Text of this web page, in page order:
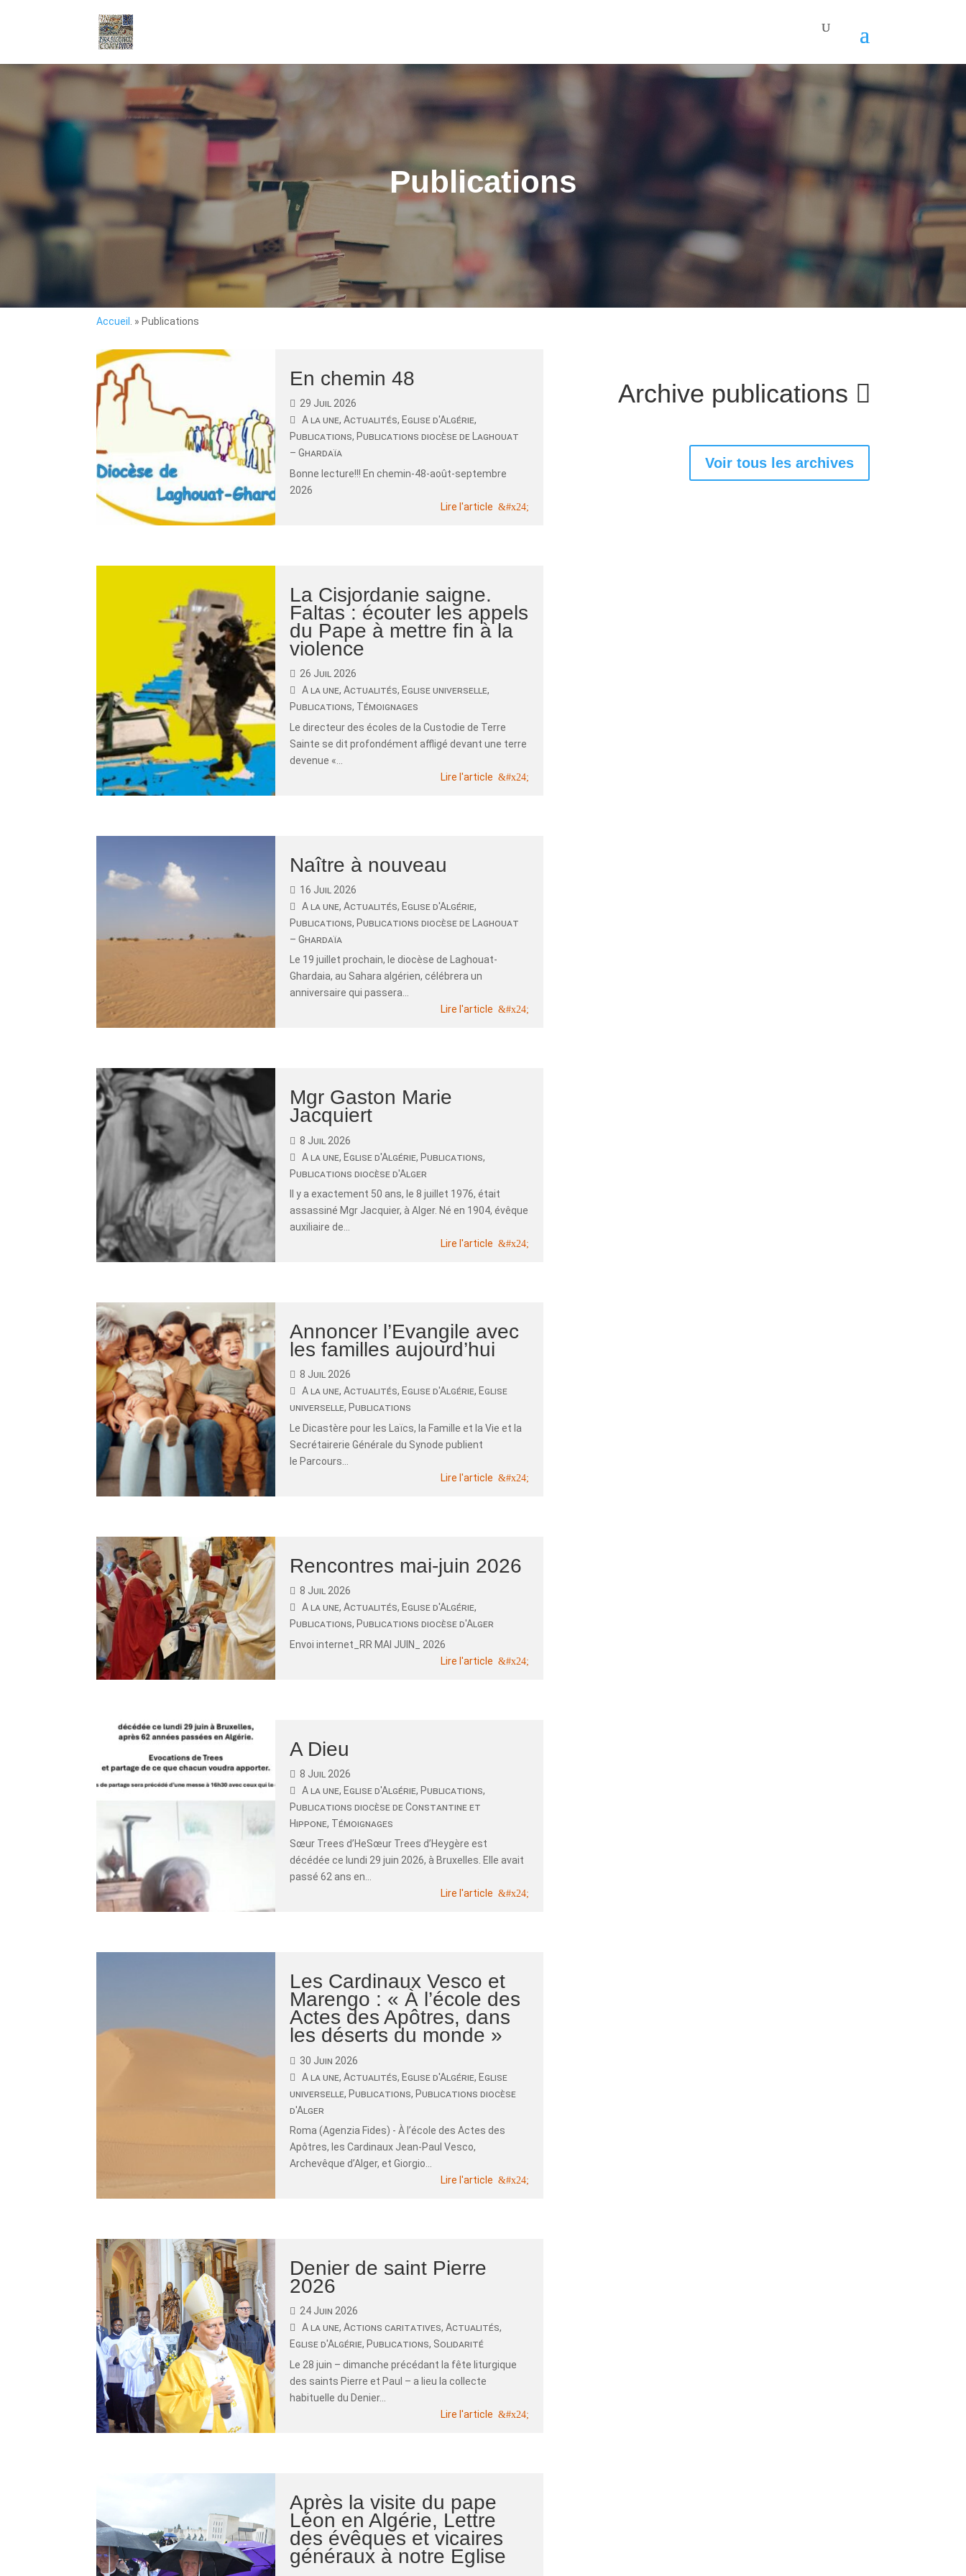
Publications
Accueil . » Publications
En chemin 48
29 Juil 2026
A la une, Actualités, Eglise d'Algérie,
Publications, Publications diocèse de Laghouat
– Ghardaïa
Bonne lecture!!! En chemin-48-août-septembre
2026
Lire l'article
La Cisjordanie saigne.
Faltas : écouter les appels
du Pape à mettre fin à la
violence
26 Juil 2026
A la une, Actualités, Eglise universelle,
Publications, Témoignages
Le directeur des écoles de la Custodie de Terre
Sainte se dit profondément affligé devant une terre
devenue «...
Lire l'article
Naître à nouveau
16 Juil 2026
A la une, Actualités, Eglise d'Algérie,
Publications, Publications diocèse de Laghouat
– Ghardaïa
Le 19 juillet prochain, le diocèse de Laghouat-
Ghardaia, au Sahara algérien, célébrera un
anniversaire qui passera...
Lire l'article
Mgr Gaston Marie
Jacquiert
8 Juil 2026
A la une, Eglise d'Algérie, Publications,
Publications diocèse d'Alger
Il y a exactement 50 ans, le 8 juillet 1976, était
assassiné Mgr Jacquier, à Alger. Né en 1904, évêque
auxiliaire de...
Lire l'article
Annoncer l’Evangile avec
les familles aujourd’hui
8 Juil 2026
A la une, Actualités, Eglise d'Algérie, Eglise
universelle, Publications
Le Dicastère pour les Laïcs, la Famille et la Vie et la
Secrétairerie Générale du Synode publient
le Parcours...
Lire l'article
Rencontres mai-juin 2026
8 Juil 2026
A la une, Actualités, Eglise d'Algérie,
Publications, Publications diocèse d'Alger
Envoi internet_RR MAI JUIN_ 2026
Lire l'article
A Dieu
8 Juil 2026
A la une, Eglise d'Algérie, Publications,
Publications diocèse de Constantine et
Hippone, Témoignages
Sœur Trees d’HeSœur Trees d’Heygère est
décédée ce lundi 29 juin 2026, à Bruxelles. Elle avait
passé 62 ans en...
Lire l'article
Les Cardinaux Vesco et
Marengo : « À l’école des
Actes des Apôtres, dans
les déserts du monde »
30 Juin 2026
A la une, Actualités, Eglise d'Algérie, Eglise
universelle, Publications, Publications diocèse
d'Alger
Roma (Agenzia Fides) - À l’école des Actes des
Apôtres, les Cardinaux Jean-Paul Vesco,
Archevêque d’Alger, et Giorgio...
Lire l'article
Denier de saint Pierre
2026
24 Juin 2026
A la une, Actions caritatives, Actualités,
Eglise d'Algérie, Publications, Solidarité
Le 28 juin – dimanche précédant la fête liturgique
des saints Pierre et Paul – a lieu la collecte
habituelle du Denier...
Lire l'article
Après la visite du pape
Léon en Algérie, Lettre
des évêques et vicaires
généraux à notre Eglise
Archive publications
Voir tous les archives